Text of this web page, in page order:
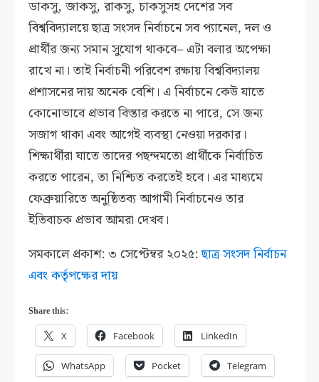
ডাকসু, জাকসু, রাকসু, চাকসুসহ দেশের সব
বিশ্ববিদ্যালয়ে ছাত্র সংসদ নির্বাচনে সব প্যানেল, দল ও
প্রার্থীর জন্য সমান সুযোগ থাকবে– এটা বলার অপেক্ষা
রাখে না। তাই নির্বাচনী পরিবেশ রক্ষায় বিশ্ববিদ্যালয়
প্রশাসনের দায় অনেক বেশি। এ নির্বাচনে কেউ যাতে
কোনোভাবে প্রভাব বিস্তার করতে না পারে, সে জন্য
সজাগ থাকা এবং আগেই ব্যবস্থা নেওয়া দরকার।
শিক্ষার্থীরা যাতে তাদের পছন্দমতো প্রার্থীকে নির্বাচিত
করতে পারেন, তা নিশ্চিত করতেই হবে। এর মাধ্যমে
ফেব্রুয়ারিতে অনুষ্ঠিতব্য আগামী নির্বাচনেও তার
ইতিবাচক প্রভাব আমরা দেখব।
সমকালে প্রকাশ: ৩ সেপ্টেম্বর ২০২৫:ছাত্র সংসদ নির্বাচন
এবং কর্তৃপক্ষের দায়
Share this:
X Facebook LinkedIn
WhatsApp Pocket Telegram